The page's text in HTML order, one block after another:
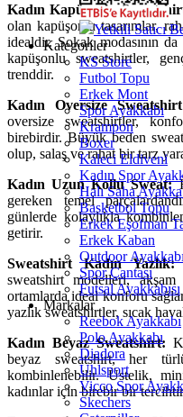
Kadın Kapüşonlu
olan kapüşonlu tasarımlar,
idealdir. Sokak modasının
kapüşonlu sweatshirtler,
trenddir.
Kadın Oversize
oversize sweatshirtler,
birebirdir. Büyük beden
olup, salaş ve rahat bir tarz
Kadın Uzun Kollu Sweat:
gereken temel
günlerde kolaylıkla
getirir.
Sweatshirt Kadın Yazlık:
sweatshirt modelleri,
ortamlarda ideal konforu
yazlık sweatshirtler, sıcak
Kadın Beyaz Sweatshirt:
beyaz sweatshirt, her
kombinlenebilir. Üstelik,
kadınlar için birebir bir
Yetkili Satıcı
Kategoriler
KS Store
Futbol Topu
Erkek Mont
Spor Ayakkabı
Krampon
Boxer
Kaleci Eldiveni
Kadın Spor
Halı Saha
Basketbol Topu
Erkek Eşofman
Erkek Kaban
Outdoor
Spor Çantası
Futsal Ayakkabısı
Markalar
Reebok Ayakkabı
Polo Ayakkabı
Diadora
Uhlsport
Vicco Spor
Skechers